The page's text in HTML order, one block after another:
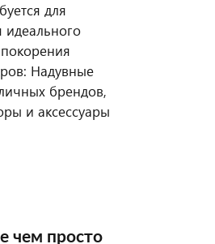
для
Надувные
брендов,
и аксессуары
чем просто